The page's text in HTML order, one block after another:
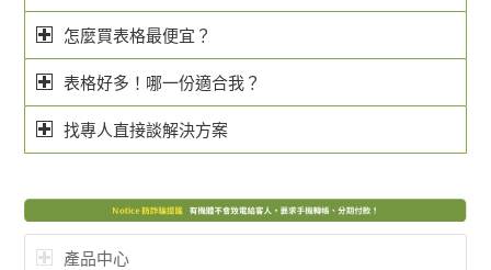
怎麼買表格最便宜？
表格好多！哪一份適合我？
找專人直接談解決方案
產品中心